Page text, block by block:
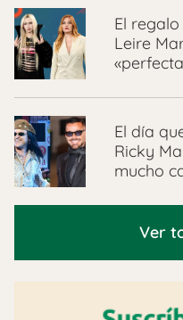
El
Leire
El día
Ricky
mucho
Ver